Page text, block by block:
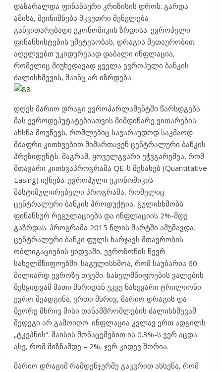
დაზარალდა ფინანსური კრიზისის დროს. გარდა
ამისა, შეინიშნება მკვეთრი შენელება
განვითარებადი ეკონომიკის ზრდისა. ევროპელი
ფინანსისტების უმეტესობას, დრაგის მეთაურობით
აღელვებთ უკიდურესად დაბალი ინფლაცია,
რომელიც მიუხედავად ყველა ევროპული ბანკის
ძალისხმევის, მაინც არ იზრდება.
დღეს მარიო დრაგი ევროპარლამენტში წარსდგება.
მას ევროდეპუტატებისთვის მიმდინარე ვითარების
ახსნა მოუწევს, რომლებიც სავარაუდოდ საკმაოდ
მძაფრი კითხვებით მიმართავენ ცენტრალური ბანკის
პრეზიდენტს. მაგრამ, ყოველგვარი ეჭვგარეშეა, რომ
მთავარი კითხვაპროგრამა QE-ს შესახებ (Quantitative
Easing) იქნება. ევროპული ეკონომიკის
მასტიმულირებელი პროგრამა, რომელიც
ცენტრალური ბანკის პროდუქტია, გულისხმობს
ფინანსურ რეგულაციებს და ინფლაციის 2%-მდე
გაზრდას. პროგრამა 2015 წლის მარტში ამუშავდა.
ცენტრალური ბანკი ფულს ხარჯავს მთავრობის
ობლიგაციების ყიდვაში, ევროზონის წევრ
სახელმწიფოებში. საგულისხმოა, რომ საუბარია 60
მილიარდ ევროზე თვეში. სახელმწიფოების ვალების
შესყიდვამ მათი მხრიდან უკვე ნახევარი ტრილიონი
ევრო შეადგინა. ერთი მხრივ, მარიო დრაგის და
მეორე მხრივ მისი თანამშრომლების ძალისხმევამ
შედეგი არ გამოიღო. ინფლაცია კვლავ ერთ ადგილს
„ტკეპნის“. მაისის მონაცემებით ის 0.3%-ს ვერ აცდა.
ასე, რომ მიზნამდე – 2%, ჯერ კიდევ შორია.
მარიო დრაგიმ რამდენჯერმე გაკვრით ახსენა, რომ